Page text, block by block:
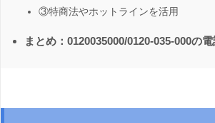
③特商法やホットラインを活用
まとめ：0120035000/0120-035-000の